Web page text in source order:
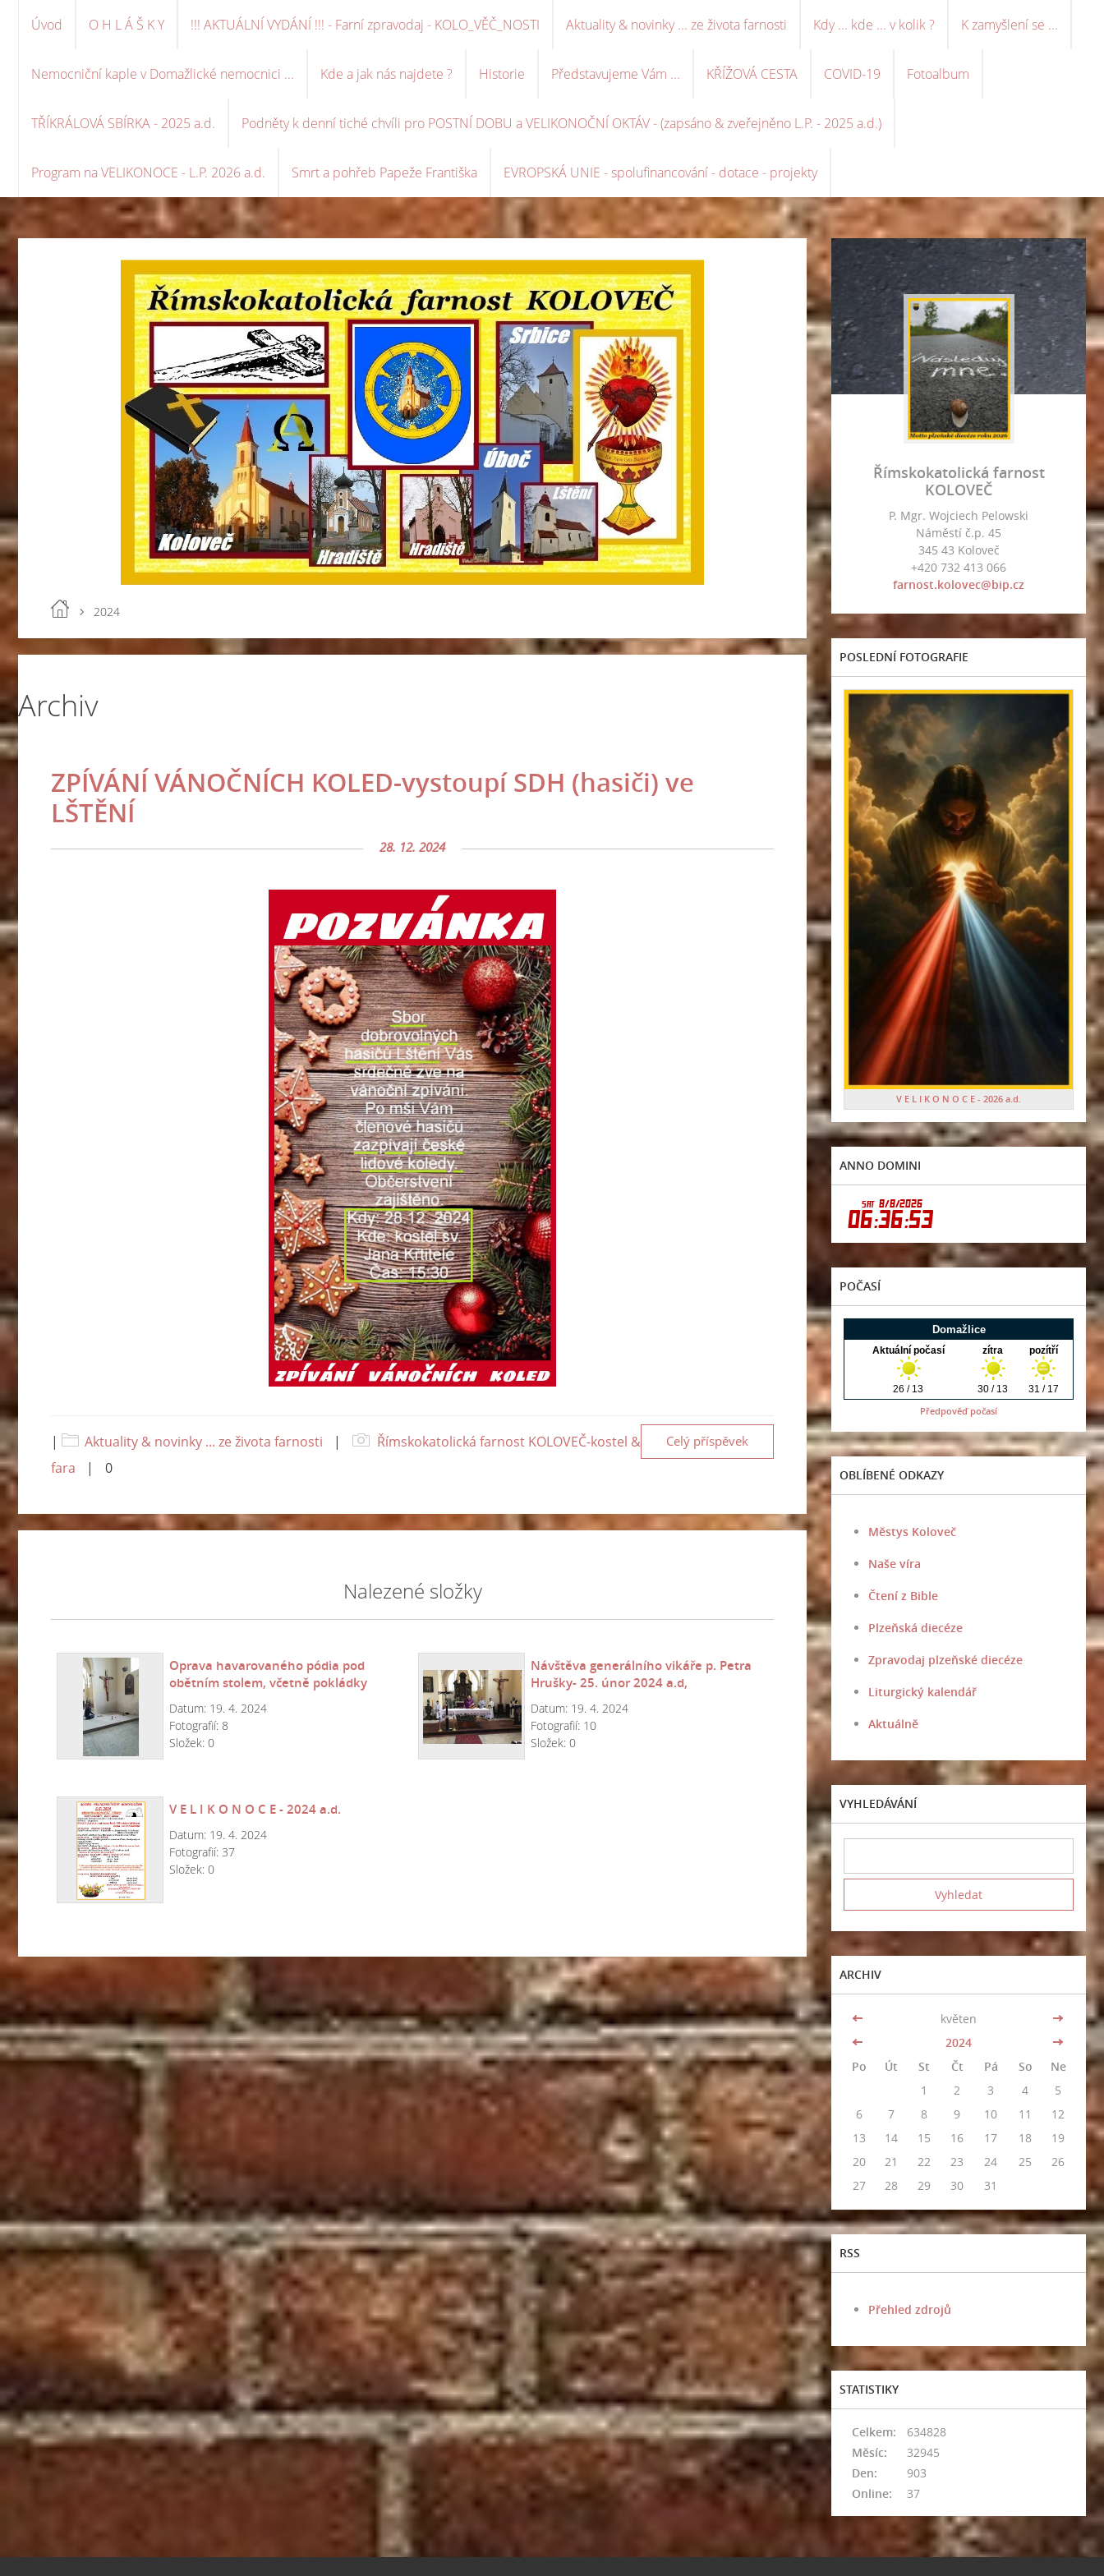
Úvod O H L Á Š K Y !!! AKTUÁLNÍ VYDÁNÍ !!! - Farní zpravodaj - KOLO_VĚČ_NOSTI Aktuality & novinky ... ze života farnosti Kdy ... kde ... v kolik ? K zamyšlení se ...
Nemocniční kaple v Domažlické nemocnici ... Kde a jak nás najdete ? Historie Představujeme Vám ... KŘÍŽOVÁ CESTA COVID-19 Fotoalbum
TŘÍKRÁLOVÁ SBÍRKA - 2025 a.d. Podněty k denní tiché chvíli pro POSTNÍ DOBU a VELIKONOČNÍ OKTÁV - (zapsáno & zveřejněno L.P. - 2025 a.d.)
Program na VELIKONOCE - L.P. 2026 a.d. Smrt a pohřeb Papeže Františka EVROPSKÁ UNIE - spolufinancování - dotace - projekty
2024
Archiv
ZPÍVÁNÍ VÁNOČNÍCH KOLED-vystoupí SDH (hasiči) ve
LŠTĚNÍ
28. 12. 2024
Celý příspěvek
| Aktuality & novinky ... ze života farnosti |
Římskokatolická farnost KOLOVEČ-kostel &
fara
| 0
Nalezené složky
Oprava havarovaného pódia pod
obětním stolem, včetně pokládky
a.d.
Datum: 19. 4. 2024
Fotografií: 8
Složek: 0
Návštěva generálního vikáře p. Petra
Hrušky- 25. únor 2024 a.d,
Datum: 19. 4. 2024
Fotografií: 10
Složek: 0
V E L I K O N O C E - 2024 a.d.
Datum: 19. 4. 2024
Fotografií: 37
Složek: 0
Římskokatolická farnost
KOLOVEČ
P. Mgr. Wojciech Pelowski
Náměstí č.p. 45
345 43 Koloveč
+420 732 413 066
farnost.kolovec@bip.cz
POSLEDNÍ FOTOGRAFIE
V E L I K O N O C E - 2026 a.d.
ANNO DOMINI
POČASÍ
Předpověď počasí
OBLÍBENÉ ODKAZY
Městys Koloveč
Naše víra
Čtení z Bible
Plzeňská diecéze
Zpravodaj plzeňské diecéze
Liturgický kalendář
Aktuálně
VYHLEDÁVÁNÍ
ARCHIV
<< květen
>>
<<
2024
>>
Po
Út St Čt Pá So
Ne
1
2 3 4
5
6
7 8 9 10 11
12
13
14 15 16 17 18
19
20
21 22 23 24 25
26
27
28 29 30 31
RSS
Přehled zdrojů
STATISTIKY
Online: 37
Celkem:
634828
Měsíc:
32945
Den:
903